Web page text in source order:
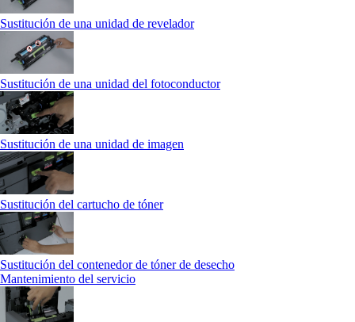
Sustitución de una unidad de revelador
Sustitución de una unidad del fotoconductor
Sustitución de una unidad de imagen
Sustitución del cartucho de tóner
Sustitución del contenedor de tóner de desecho
Mantenimiento del servicio